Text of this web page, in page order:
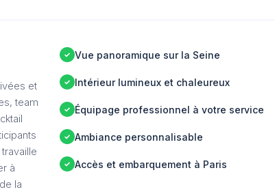
et
team
à
la
Vue panoramique sur la Seine
Intérieur lumineux et chaleureux
Équipage professionnel à votre service
Ambiance personnalisable
Accès et embarquement à Paris